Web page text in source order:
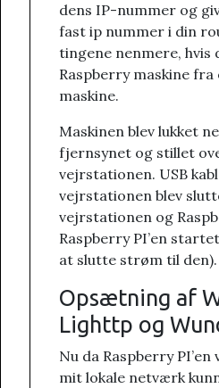
dens IP-nummer og
fast ip nummer i din
tingene nenmere, hvis
Raspberry maskine fra
maskine.
Maskinen blev lukket
fjernsynet og stillet
vejrstationen. USB
vejrstationen blev
vejrstationen og
Raspberry PI’en
at slutte strøm til den).
Opsætning af
Lighttp og
Nu da Raspberry
mit lokale netværk